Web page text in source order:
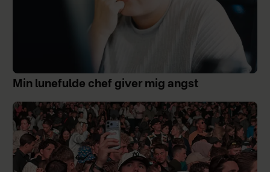
Min lunefulde chef giver mig angst